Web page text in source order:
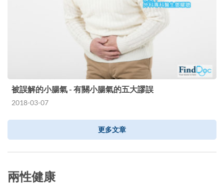
被誤解的小腸氣 - 有關小腸氣的五大謬誤
2018-03-07
更多文章
兩性健康